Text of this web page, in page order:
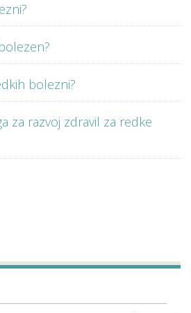
bolezni?
za razvoj zdravil za redke